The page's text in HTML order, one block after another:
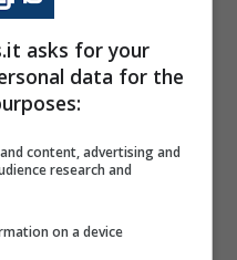
la firma di
di clamorosi
lascerà per
a zero il faro
che lascerà un
asks for your
data for the
content, advertising and
research and
on a device